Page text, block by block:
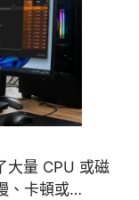
大量 CPU 或磁
、卡頓或…